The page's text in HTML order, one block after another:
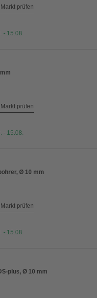
prüfen
- 15.08.
prüfen
- 15.08.
Ø 10 mm
prüfen
- 15.08.
plus, Ø 10 mm